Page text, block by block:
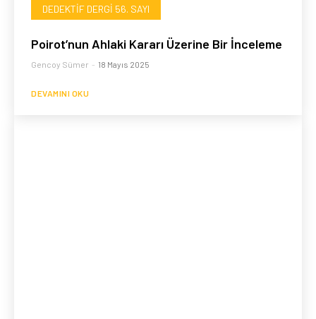
DEDEKTIF DERGI 56. SAYI
Poirot’nun Ahlaki Kararı Üzerine Bir İnceleme
Gencoy Sümer - 18 Mayıs 2025
DEVAMINI OKU